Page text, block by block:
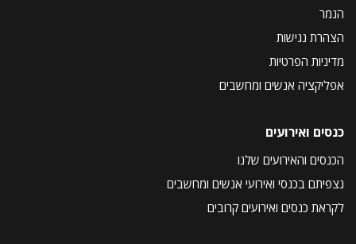
הנמר
הצהרת נגישות
מדיניות הפרטיות
אפליקציה אנשים ומחשבים
כנסים ואירועים
הכנסים והאירועים שלנו
נצפיתם בכנסי ואירועי אנשים ומחשבים
לקראת כנסים ואירועים קרובים